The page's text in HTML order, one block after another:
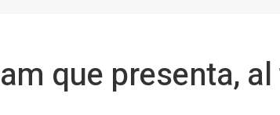
que presenta, al